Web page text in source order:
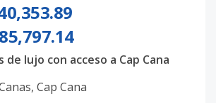
lujo con acceso a Cap Cana
, Cap Cana